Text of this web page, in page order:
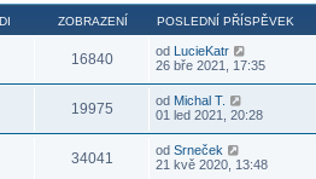
ZOBRAZENÍ POSLEDNÍ PŘÍSPĚVEK
16840 od LucieKatr
26 bře 2021, 17:35
19975 od Michal T.
01 led 2021, 20:28
34041 od Srneček
21 kvě 2020, 13:48